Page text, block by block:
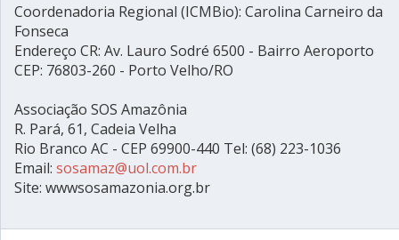
Coordenadoria Regional (ICMBio): Carolina Carneiro da
Fonseca
Endereço CR: Av. Lauro Sodré 6500 - Bairro Aeroporto
CEP: 76803-260 - Porto Velho/RO
Associação SOS Amazônia
R. Pará, 61, Cadeia Velha
Rio Branco AC - CEP 69900-440 Tel: (68) 223-1036
Email: sosamaz@uol.com.br
Site: wwwsosamazonia.org.br